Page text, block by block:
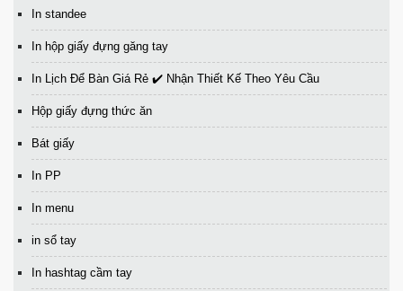
In standee
In hộp giấy đựng găng tay
In Lịch Để Bàn Giá Rẻ ✔️ Nhận Thiết Kế Theo Yêu Cầu
Hộp giấy đựng thức ăn
Bát giấy
In PP
In menu
in sổ tay
In hashtag cầm tay